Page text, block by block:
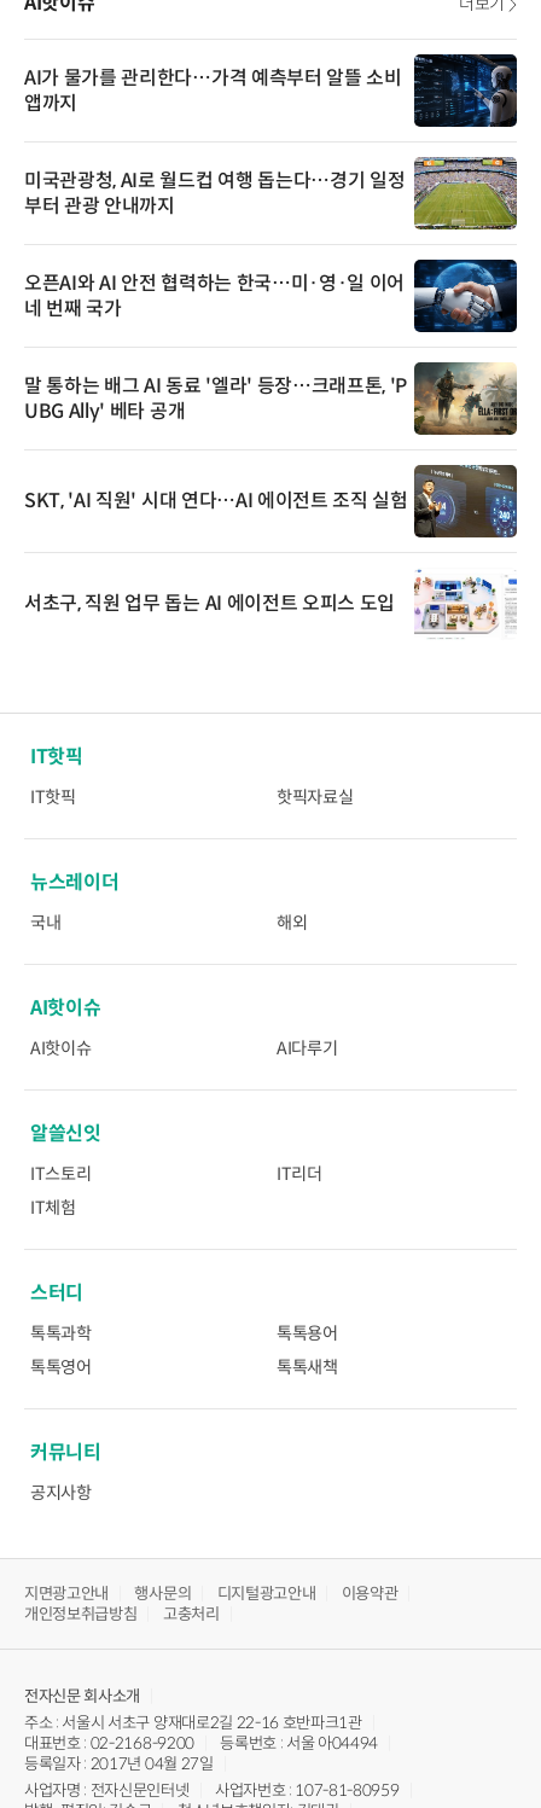
AI가 물가를 관리한다…가격 예측부터 알뜰 소비
앱까지
미국관광청, AI로 월드컵 여행 돕는다…경기 일정
부터 관광 안내까지
오픈AI와 AI 안전 협력하는 한국…미·영·일 이어
네 번째 국가
말 통하는 배그 AI 동료 '엘라' 등장…크래프톤, 'P
UBG Ally' 베타 공개
SKT, 'AI 직원' 시대 연다…AI 에이전트 조직 실험
서초구, 직원 업무 돕는 AI 에이전트 오피스 도입
IT핫픽
IT핫픽 핫픽자료실
뉴스레이더
국내 해외
AI핫이슈
AI핫이슈 AI다루기
알쓸신잇
IT스토리
IT리더
IT체험
스터디
톡톡과학
톡톡용어
톡톡영어
톡톡새책
커뮤니티
공지사항
지면광고안내 행사문의 디지털광고안내
이용약관
개인정보취급방침
고충처리
전자신문회사소개
주소 : 서울시 서초구 양재대로2길 22-16 호반파크1관
대표번호 : 02-2168-9200
등록번호 : 서울 아04494
등록일자 : 2017년 04월 27일
사업자명 : 전자신문인터넷
사업자번호 : 107-81-80959